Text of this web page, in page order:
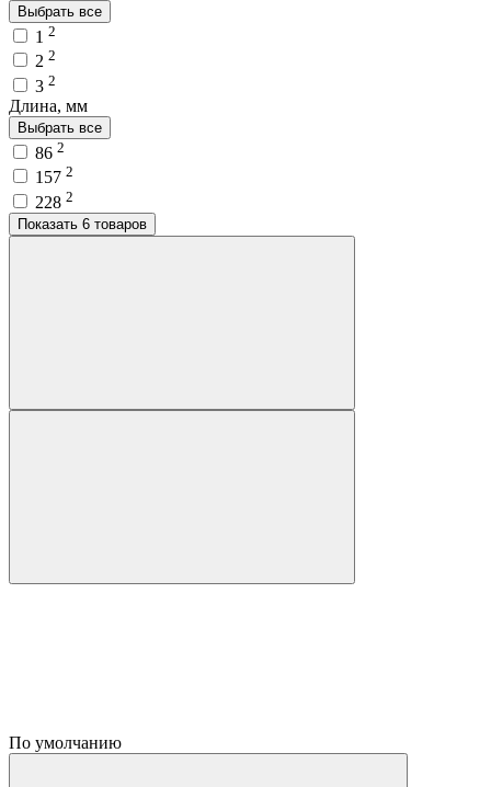
Выбрать все
1 2
2 2
3 2
Длина, мм
Выбрать все
86 2
157 2
228 2
Показать 6 товаров
По умолчанию